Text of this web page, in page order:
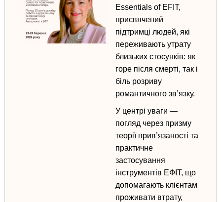
Essentials of EFIT,
присвячений
підтримці людей, які
переживають утрату
близьких стосунків: як
горе після смерті, так і
біль розриву
романтичного зв’язку.
У центрі уваги —
погляд через призму
теорії прив’язаності та
практичне
застосування
інструментів ЕФІТ, що
допомагають клієнтам
проживати втрату,